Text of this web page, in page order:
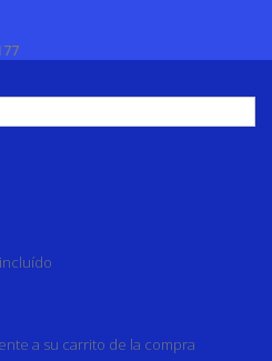
a su carrito de la compra